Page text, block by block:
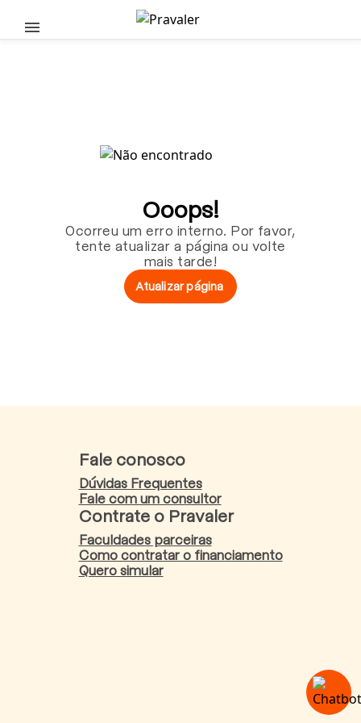
Pular para o conteúdo principal
Ooops!
Ocorreu um erro interno. Por favor,
tente atualizar a página ou volte
mais tarde!
Atualizar página
Fale conosco
Dúvidas Frequentes
Fale com um consultor
Contrate o Pravaler
Faculdades parceiras
Como contratar o financiamento
Quero simular